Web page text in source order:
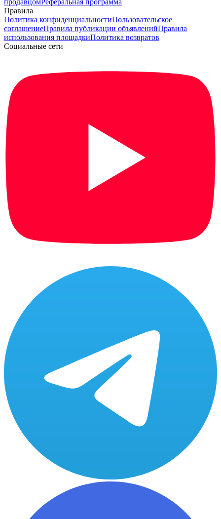
Правила
Политика конфиденциальностиПользовательское
соглашениеПравила публикации объявленийПравила
использования площадкиПолитика возвратов
Социальные сети